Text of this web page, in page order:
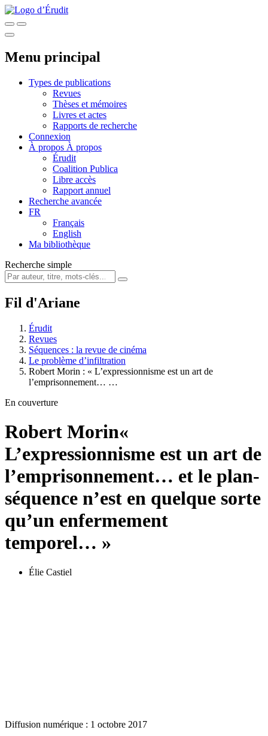
Menu principal
Types de publications
Revues
Thèses et mémoires
Livres et actes
Rapports de recherche
Connexion
À propos À propos
Érudit
Coalition Publica
Libre accès
Rapport annuel
Recherche avancée
FR
Français
English
Ma bibliothèque
Recherche simple
Fil d'Ariane
Érudit
Revues
Séquences : la revue de cinéma
Le problème d’infiltration
Robert Morin : « L’expressionnisme est un art de
l’emprisonnement… …
En couverture
Robert Morin«
L’expressionnisme est un art de
l’emprisonnement… et le plan-
séquence n’est en quelque sorte
qu’un enfermement
temporel… »
Élie Castiel
Diffusion numérique : 1 octobre 2017